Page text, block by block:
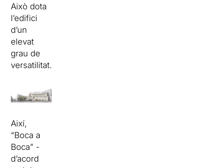
Això dota
l’edifici
d’un
elevat
grau de
versatilitat.
Així,
“Boca a
Boca” -
d’acord